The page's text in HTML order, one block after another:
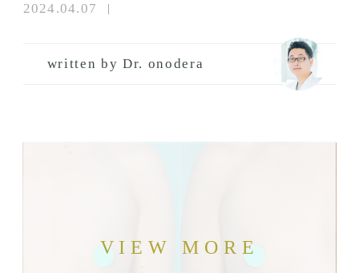
2024.04.07
written by Dr. onodera